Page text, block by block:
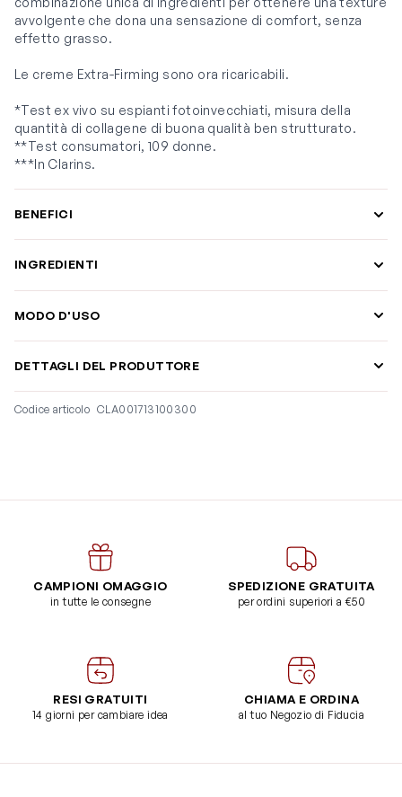
avvolgente che dona una sensazione di comfort, senza
effetto grasso.
Le creme Extra-Firming sono ora ricaricabili.
*Test ex vivo su espianti fotoinvecchiati, misura della
quantità di collagene di buona qualità ben strutturato.
**Test consumatori, 109 donne.
***In Clarins.
BENEFICI
INGREDIENTI
MODO D'USO
DETTAGLI DEL PRODUTTORE
Codice articolo CLA001713100300
CAMPIONI OMAGGIO
in tutte le consegne
SPEDIZIONE GRATUITA
per ordini superiori a €50
RESI GRATUITI
14 giorni per cambiare idea
CHIAMA E ORDINA
al tuo Negozio di Fiducia